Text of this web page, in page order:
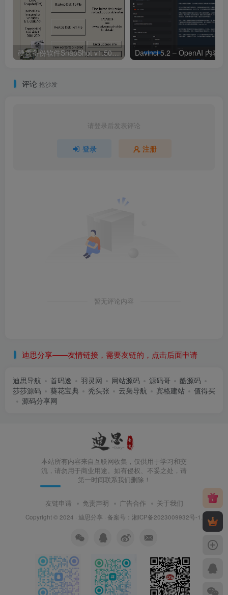
硬盘备份软件SnapShot v1.50.0.1306 中文版
评论 抢沙发
请登录后发表评论
登录 注册
暂无评论内容
迪思分享——友情链接，需要友链的，点击后面申请
迪思导航 首码逸 羽灵网 网站源码 源码哥
酷源码
莎莎源码
葵花宝典 秃头张 云枭导航 宾格建站
值得买
源码分享网
本站所有内容来自互联网收集，仅供用于学习和交
流，请勿用于商业用途。如有侵权、不妥之处，请
第一时间联系我们删除！
友链申请 免责声明 广告合作 关于我们
Copyright © 2024 · 迪思分享 · 备案号： 湘ICP备2023009932号-1 .